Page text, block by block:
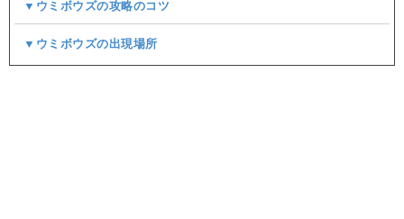
▼ウミボウズの攻略のコツ
▼ウミボウズの出現場所